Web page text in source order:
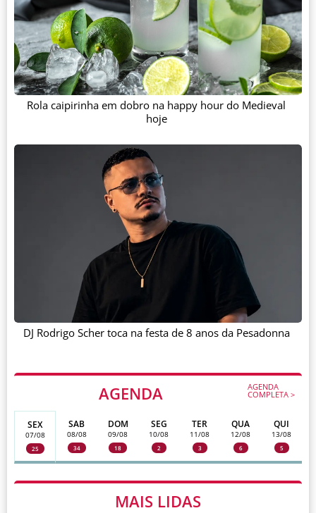
AGENDA AGENDA
COMPLETA >
SEX
07/08
25
SAB
08/08
34
DOM
09/08
18
SEG
10/08
2
TER
11/08
3
QUA
12/08
6
QUI
13/08
5
MAIS LIDAS
Rola caipirinha em dobro na happy hour do Medieval
hoje
DJ Rodrigo Scher toca na festa de 8 anos da Pesadonna